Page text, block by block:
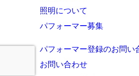
照明について
パフォーマー募集
パフォーマー登録のお問い
お問い合わせ